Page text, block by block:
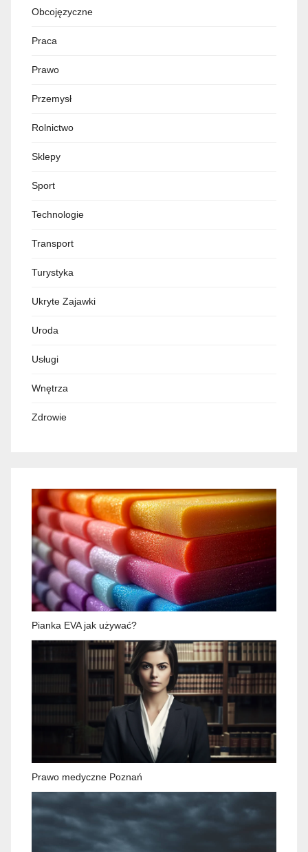
Obcojęzyczne
Praca
Prawo
Przemysł
Rolnictwo
Sklepy
Sport
Technologie
Transport
Turystyka
Ukryte Zajawki
Uroda
Usługi
Wnętrza
Zdrowie
Pianka EVA jak używać?
Prawo medyczne Poznań